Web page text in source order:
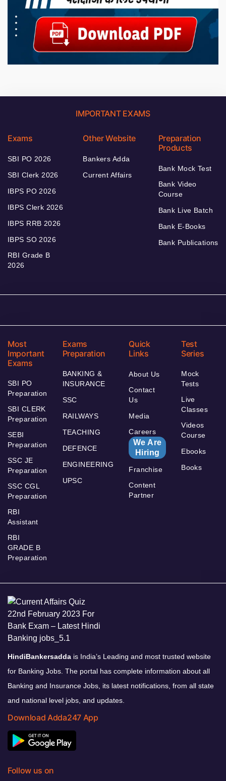
IMPORTANT EXAMS
Exams
SBI PO 2026
SBI Clerk 2026
IBPS PO 2026
IBPS Clerk 2026
IBPS RRB 2026
IBPS SO 2026
RBI Grade B
2026
Other Website
Bankers Adda
Current Affairs
Preparation
Products
Bank Mock Test
Bank Video
Course
Bank Live Batch
Bank E-Books
Bank Publications
Most
Important
Exams
SBI PO
Preparation
SBI CLERK
Preparation
SEBI
Preparation
SSC JE
Preparation
SSC CGL
Preparation
RBI
Assistant
RBI
GRADE B
Preparation
Exams
Preparation
BANKING &
INSURANCE
SSC
RAILWAYS
TEACHING
DEFENCE
ENGINEERING
UPSC
Quick
Links
About Us
Contact
Us
Media
Careers
We Are
Hiring
Franchise
Content
Partner
Test
Series
Mock
Tests
Live
Classes
Videos
Course
Ebooks
Books
HindiBankersadda is India’s Leading and most trusted website
for Banking Jobs. The portal has complete information about all
Banking and Insurance Jobs, its latest notifications, from all state
and national level jobs, and updates.
Download Adda247 App
Follow us on